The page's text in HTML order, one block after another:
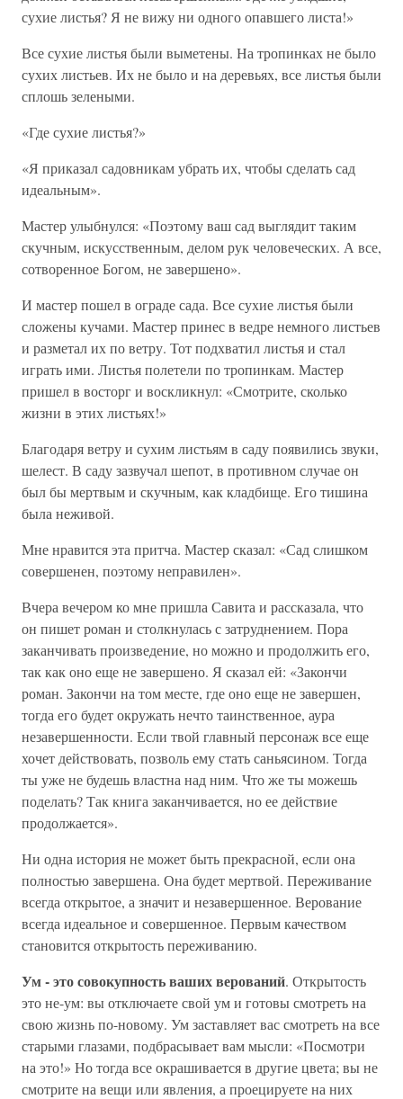
сухие листья? Я не вижу ни одного опавшего листа!»
Все сухие листья были выметены. На тропинках не было
сухих листьев. Их не было и на деревьях, все листья были
сплошь зелеными.
«Где сухие листья?»
«Я приказал садовникам убрать их, чтобы сделать сад
идеальным».
Мастер улыбнулся: «Поэтому ваш сад выглядит таким
скучным, искусственным, делом рук человеческих. А все,
сотворенное Богом, не завершено».
И мастер пошел в ограде сада. Все сухие листья были
сложены кучами. Мастер принес в ведре немного листьев
и разметал их по ветру. Тот подхватил листья и стал
играть ими. Листья полетели по тропинкам. Мастер
пришел в восторг и воскликнул: «Смотрите, сколько
жизни в этих листьях!»
Благодаря ветру и сухим листьям в саду появились звуки,
шелест. В саду зазвучал шепот, в противном случае он
был бы мертвым и скучным, как кладбище. Его тишина
была неживой.
Мне нравится эта притча. Мастер сказал: «Сад слишком
совершенен, поэтому неправилен».
Вчера вечером ко мне пришла Савита и рассказала, что
он пишет роман и столкнулась с затруднением. Пора
заканчивать произведение, но можно и продолжить его,
так как оно еще не завершено. Я сказал ей: «Закончи
роман. Закончи на том месте, где оно еще не завершен,
тогда его будет окружать нечто таинственное, аура
незавершенности. Если твой главный персонаж все еще
хочет действовать, позволь ему стать саньясином. Тогда
ты уже не будешь властна над ним. Что же ты можешь
поделать? Так книга заканчивается, но ее действие
продолжается».
Ни одна история не может быть прекрасной, если она
полностью завершена. Она будет мертвой. Переживание
всегда открытое, а значит и незавершенное. Верование
всегда идеальное и совершенное. Первым качеством
становится открытость переживанию.
Ум - это совокупность ваших верований. Открытость
это не-ум: вы отключаете свой ум и готовы смотреть на
свою жизнь по-новому. Ум заставляет вас смотреть на все
старыми глазами, подбрасывает вам мысли: «Посмотри
на это!» Но тогда все окрашивается в другие цвета; вы не
смотрите на вещи или явления, а проецируете на них